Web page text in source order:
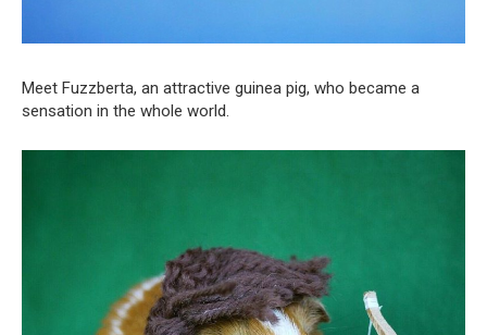
Meet Fuzzberta, an attractive guinea pig, who became a
sensation in the whole world.